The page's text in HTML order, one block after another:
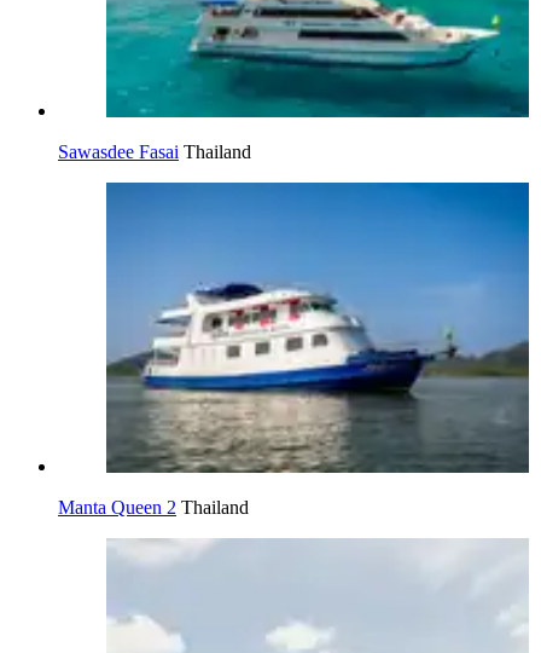
Sawasdee Fasai Thailand
Manta Queen 2 Thailand